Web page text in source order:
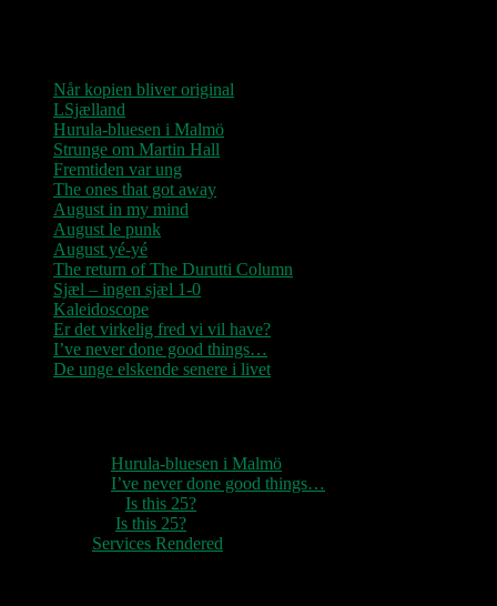
Når kopien bliver original
LSjælland
Hurula-bluesen i Malmö
Strunge om Martin Hall
Fremtiden var ung
The ones that got away
August in my mind
August le punk
August yé-yé
The return of The Durutti Column
Sjæl – ingen sjæl 1-0
Kaleidoscope
Er det virkelig fred vi vil have?
I’ve never done good things…
De unge elskende senere i livet
Hurula-bluesen i Malmö
I’ve never done good things…
Is this 25?
Is this 25?
Services Rendered